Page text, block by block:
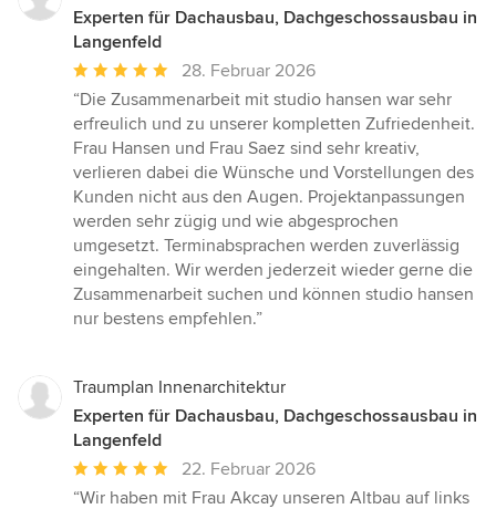
Experten für Dachausbau, Dachgeschossausbau in
Langenfeld
Durchschnittliche
Bewertung:
5
von
5
Sternen
28. Februar 2026
“Die Zusammenarbeit mit studio hansen war sehr
erfreulich und zu unserer kompletten Zufriedenheit.
Frau Hansen und Frau Saez sind sehr kreativ,
verlieren dabei die Wünsche und Vorstellungen des
Kunden nicht aus den Augen. Projektanpassungen
werden sehr zügig und wie abgesprochen
umgesetzt. Terminabsprachen werden zuverlässig
eingehalten. Wir werden jederzeit wieder gerne die
Zusammenarbeit suchen und können studio hansen
nur bestens empfehlen.”
Traumplan Innenarchitektur
Experten für Dachausbau, Dachgeschossausbau in
Langenfeld
Durchschnittliche
Bewertung:
22. Februar 2026
“Wir haben mit Frau Akcay unseren Altbau auf links